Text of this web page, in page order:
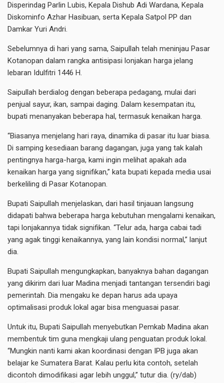
Disperindag Parlin Lubis, Kepala Dishub Adi Wardana, Kepala
Diskominfo Azhar Hasibuan, serta Kepala Satpol PP dan
Damkar Yuri Andri.
Sebelumnya di hari yang sama, Saipullah telah meninjau Pasar
Kotanopan dalam rangka antisipasi lonjakan harga jelang
lebaran Idulfitri 1446 H.
Saipullah berdialog dengan beberapa pedagang, mulai dari
penjual sayur, ikan, sampai daging. Dalam kesempatan itu,
bupati menanyakan beberapa hal, termasuk kenaikan harga.
“Biasanya menjelang hari raya, dinamika di pasar itu luar biasa.
Di samping kesediaan barang dagangan, juga yang tak kalah
pentingnya harga-harga, kami ingin melihat apakah ada
kenaikan harga yang signifikan,” kata bupati kepada media usai
berkeliling di Pasar Kotanopan.
Bupati Saipullah menjelaskan, dari hasil tinjauan langsung
didapati bahwa beberapa harga kebutuhan mengalami kenaikan,
tapi lonjakannya tidak signifikan. “Telur ada, harga cabai tadi
yang agak tinggi kenaikannya, yang lain kondisi normal,” lanjut
dia.
Bupati Saipullah mengungkapkan, banyaknya bahan dagangan
yang dikirim dari luar Madina menjadi tantangan tersendiri bagi
pemerintah. Dia mengaku ke depan harus ada upaya
optimalisasi produk lokal agar bisa menguasai pasar.
Untuk itu, Bupati Saipullah menyebutkan Pemkab Madina akan
membentuk tim guna mengkaji ulang penguatan produk lokal.
“Mungkin nanti kami akan koordinasi dengan IPB juga akan
belajar ke Sumatera Barat. Kalau perlu kita contoh, setelah
dicontoh dimodifikasi agar lebih unggul,” tutur dia. (ry/dab)